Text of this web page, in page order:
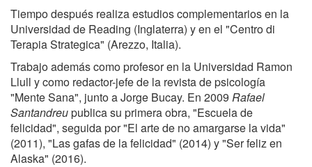
Tiempo después realiza estudios complementarios en la
Universidad de Reading (Inglaterra) y en el "Centro di
Terapia Strategica" (Arezzo, Italia).
Trabajo además como profesor en la Universidad Ramon
Llull y como redactor-jefe de la revista de psicología
"Mente Sana", junto a Jorge Bucay. En 2009 Rafael
Santandreupublica su primera obra, "Escuela de
felicidad", seguida por "El arte de no amargarse la vida"
(2011), "Las gafas de la felicidad" (2014) y "Ser feliz en
Alaska" (2016).